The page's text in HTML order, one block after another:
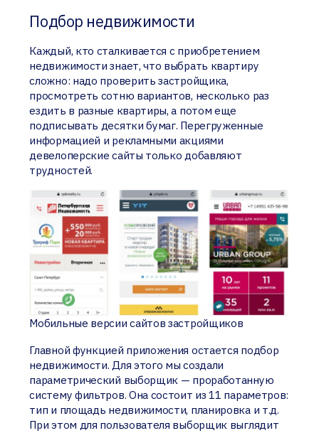
Подбор недвижимости
Каждый, кто сталкивается с приобретением
недвижимости знает, что выбрать квартиру
сложно: надо проверить застройщика,
просмотреть сотню вариантов, несколько раз
ездить в разные квартиры, а потом еще
подписывать десятки бумаг. Перегруженные
информацией и рекламными акциями
девелоперские сайты только добавляют
трудностей.
Мобильные версии сайтов застройщиков
Главной функцией приложения остается подбор
недвижимости. Для этого мы создали
параметрический выборщик — проработанную
систему фильтров. Она состоит из 11 параметров:
тип и площадь недвижимости, планировка и т.д.
При этом для пользователя выборщик выглядит